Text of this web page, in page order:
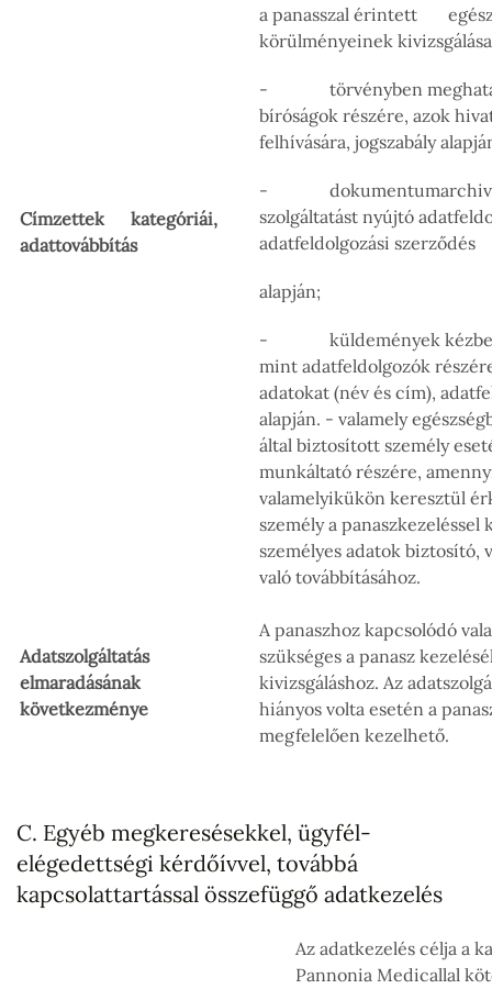
Címzettek kategóriái,
adattovábbítás
a panasszal érintett
körülményeinek
- törvényben
bíróságok részére, azok
felhívására, jogszabály
-
szolgáltatást nyújtó
adatfeldolgozási szerződés
alapján;
- küldemények
mint adatfeldolgozók
adatokat (név és cím),
alapján. - valamely
által biztosított személy
munkáltató részére,
valamelyikükön keresztül
személy a
személyes adatok biztosító,
való továbbításához.
Adatszolgáltatás
elmaradásának
következménye
A panaszhoz kapcsolódó
szükséges a panasz
kivizsgáláshoz. Az
hiányos volta esetén a
megfelelően kezelhető.
C. Egyéb megkeresésekkel, ügyfél-
elégedettségi kérdőívvel, továbbá
kapcsolattartással összefüggő adatkezelés
Az adatkezelés célja a
Pannonia Medicallal